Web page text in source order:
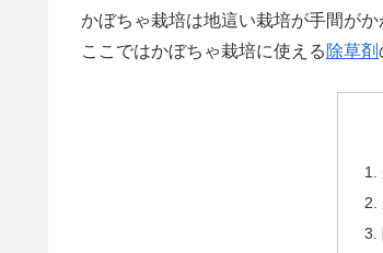
かぼちゃ栽培は地這い栽培が手間が
ここではかぼちゃ栽培に使える 除草剤